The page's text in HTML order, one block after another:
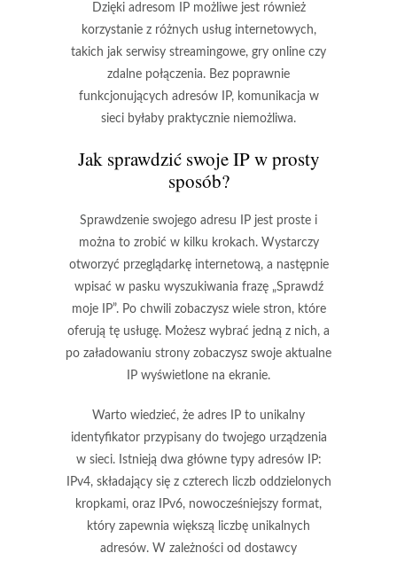
Dzięki adresom IP możliwe jest również
korzystanie z różnych usług internetowych,
takich jak serwisy streamingowe, gry online czy
zdalne połączenia. Bez poprawnie
funkcjonujących adresów IP, komunikacja w
sieci byłaby praktycznie niemożliwa.
Jak sprawdzić swoje IP w prosty
sposób?
Sprawdzenie swojego adresu IP jest proste i
można to zrobić w kilku krokach. Wystarczy
otworzyć przeglądarkę internetową, a następnie
wpisać w pasku wyszukiwania frazę „Sprawdź
moje IP”. Po chwili zobaczysz wiele stron, które
oferują tę usługę. Możesz wybrać jedną z nich, a
po załadowaniu strony zobaczysz swoje aktualne
IP wyświetlone na ekranie.
Warto wiedzieć, że adres IP to unikalny
identyfikator przypisany do twojego urządzenia
w sieci. Istnieją dwa główne typy adresów IP:
IPv4, składający się z czterech liczb oddzielonych
kropkami, oraz
IPv6, nowocześniejszy format,
który zapewnia większą liczbę unikalnych
adresów. W zależności od dostawcy